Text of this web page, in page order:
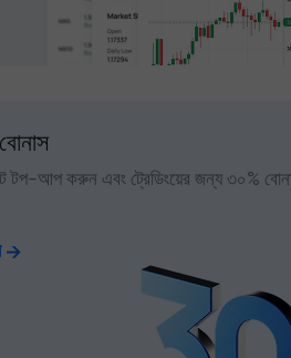
টপ-আপ করুন এবং ট্রেডিংয়ের জন্য ৩০%